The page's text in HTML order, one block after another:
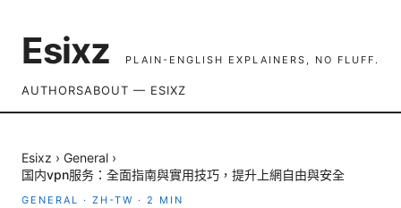
Esixz PLAIN-ENGLISH EXPLAINERS, NO FLUFF.
AUTHORSABOUT — ESIXZ
Esixz › General ›
国内vpn服务：全面指南與實用技巧，提升上網自由與安全
GENERAL · ZH-TW · 2 MIN